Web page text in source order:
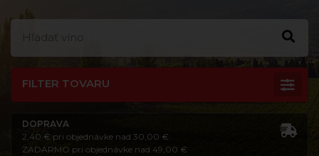
FILTER TOVARU
DOPRAVA
2,40 € pri objednávke nad 30,00 €
ZADARMO pri objednávke nad 49,00 €